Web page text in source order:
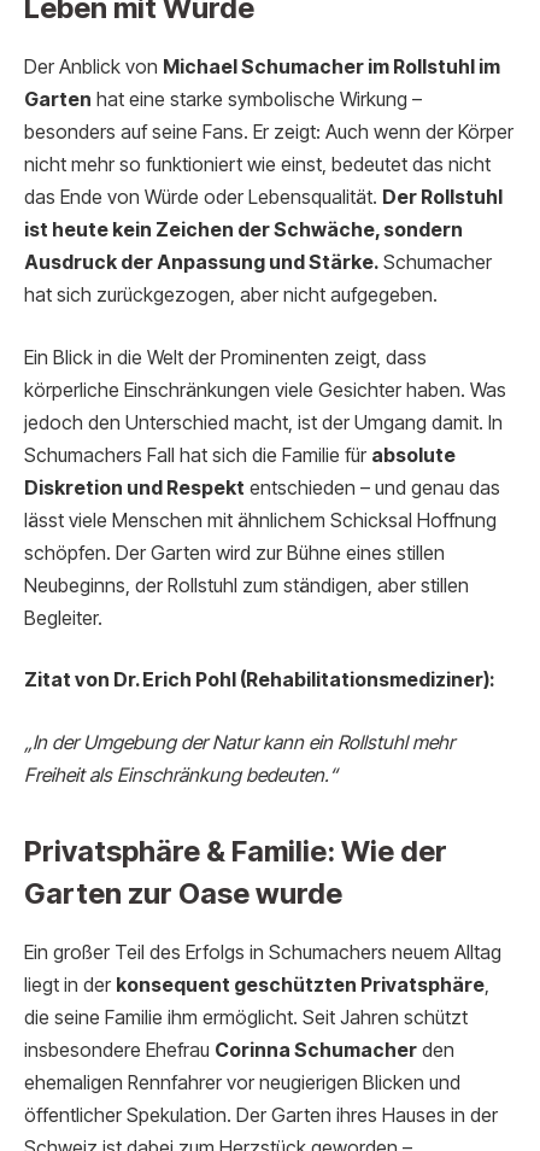
Leben mit Würde
Der Anblick von Michael Schumacher im Rollstuhl im
Garten hat eine starke symbolische Wirkung –
besonders auf seine Fans. Er zeigt: Auch wenn der Körper
nicht mehr so funktioniert wie einst, bedeutet das nicht
das Ende von Würde oder Lebensqualität. Der Rollstuhl
ist heute kein Zeichen der Schwäche, sondern
Ausdruck der Anpassung und Stärke. Schumacher
hat sich zurückgezogen, aber nicht aufgegeben.
Ein Blick in die Welt der Prominenten zeigt, dass
körperliche Einschränkungen viele Gesichter haben. Was
jedoch den Unterschied macht, ist der Umgang damit. In
Schumachers Fall hat sich die Familie für absolute
Diskretion und Respekt entschieden – und genau das
lässt viele Menschen mit ähnlichem Schicksal Hoffnung
schöpfen. Der Garten wird zur Bühne eines stillen
Neubeginns, der Rollstuhl zum ständigen, aber stillen
Begleiter.
Zitat von Dr. Erich Pohl (Rehabilitationsmediziner):
„In der Umgebung der Natur kann ein Rollstuhl mehr
Freiheit als Einschränkung bedeuten.“
Privatsphäre & Familie: Wie der
Garten zur Oase wurde
Ein großer Teil des Erfolgs in Schumachers neuem Alltag
liegt in der konsequent geschützten Privatsphäre,
die seine Familie ihm ermöglicht. Seit Jahren schützt
insbesondere Ehefrau Corinna Schumacher den
ehemaligen Rennfahrer vor neugierigen Blicken und
öffentlicher Spekulation. Der Garten ihres Hauses in der